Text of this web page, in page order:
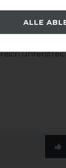
das
Eskadron
ALLE